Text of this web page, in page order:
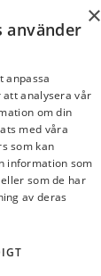
×
använder
anpassa
att analysera vår
om din
med våra
som kan
information som
som de har
av deras